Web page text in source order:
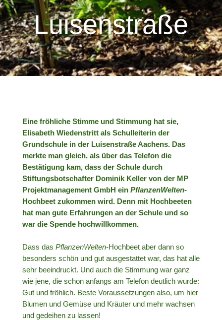
Luisenstraße
Eine fröhliche Stimme und Stimmung hat sie,
Elisabeth Wiedenstritt als Schulleiterin der
Grundschule in der Luisenstraße Aachens. Das
merkte man gleich, als über das Telefon die
Bestätigung kam, dass der Schule durch
StiftungsbotschafterDominik Keller von der MP
Projektmanagement GmbH ein PflanzenWelten-
Hochbeet zukommen wird. Denn mit Hochbeeten
hat man gute Erfahrungen an der Schule und so
war die Spende hochwillkommen.
Dass das PflanzenWelten-Hochbeet aber dann so
besonders schön und gut ausgestattet war, das hat alle
sehr beeindruckt. Und auch die Stimmung war ganz
wie jene, die schon anfangs am Telefon deutlich wurde:
Gut und fröhlich. Beste Voraussetzungen also, um hier
Blumen und Gemüse und Kräuter und mehr wachsen
und gedeihen zu lassen!